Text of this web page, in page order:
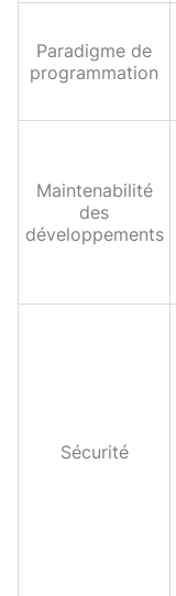
Paradigme de
programmation
Maintenabilité
des
développements
Sécurité